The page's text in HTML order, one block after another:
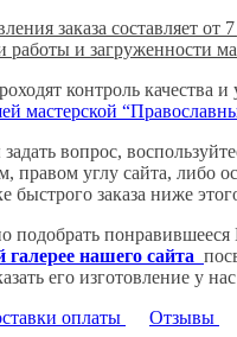
заказа составляет от
работы и загруженности
контроль качества и
мастерской
вопрос,
правом углу сайта, либо
быстрого заказа ниже
подобрать понравившееся
галерее нашего сайта
его изготовление у
оплаты
Отзывы